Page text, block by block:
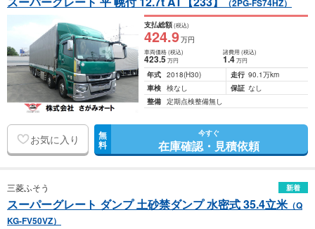
（2PG-FS74HZ）
支払総額(税込)
424.9万円
車両価格(税込)
423.5万円
諸費用 (税込)
1.4 万円
年式 2018(H30) 走行 90.1万km
車検 検なし 保証 なし
整備 定期点検整備無し
お気に入り 無
料
今すぐ
在庫確認・見積依頼
三菱ふそう 新着
スーパーグレート ダンプ 土砂禁ダンプ 水密式 35.4立米 （Q
KG-FV50VZ）